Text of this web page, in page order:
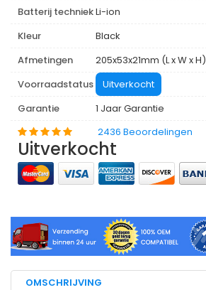
Batterij techniekLi-ion
Kleur
Black
Afmetingen
205x53x21mm (L x W x H)
Voorraadstatus
Uitverkocht
Garantie
1 Jaar Garantie
2436 Beoordelingen
Uitverkocht
OMSCHRIJVING